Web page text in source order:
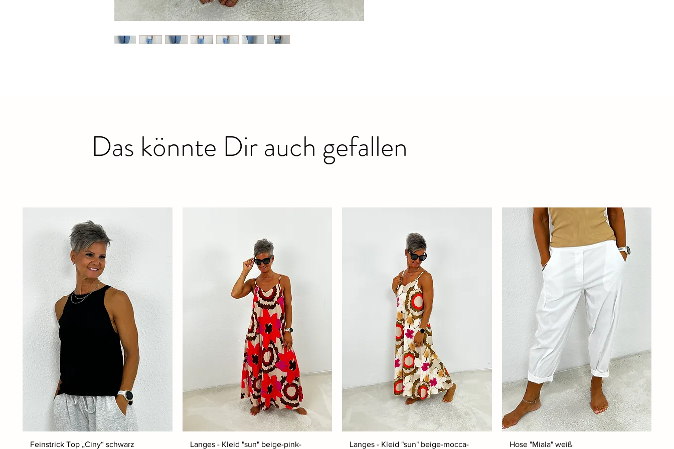
Das könnte Dir auch gefallen
Feinstrick Top „Ciny“ schwarz Langes - Kleid "sun" beige-pink- Langes - Kleid "sun" beige-mocca- Hose "Miala" weiß